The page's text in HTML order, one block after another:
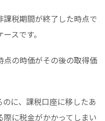
税期間が終了した時点で
スです。
点の時価がその後の取得価
に、課税口座に移したあ
に税金がかかってしまい